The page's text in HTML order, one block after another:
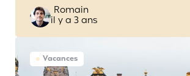
Posted
by
Romain
il y a 3 ans
Vacances